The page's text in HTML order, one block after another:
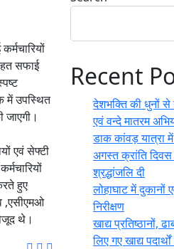
सफाई
में उपस्थित
जाएगी।
एवं सेफ्टी
हुए
,एसीएमओ
थे।
Recent
देशभक्ति की धुनों से
एवं वन्दे मातरम
डाक कांवड़ यात्रा
अगस्त क्रांति दिवस
श्रद्धांजलि दी
लोहाघाट में
निरीक्षण
खाद्य प्रतिष्ठानों,
लिए गए खाद्य